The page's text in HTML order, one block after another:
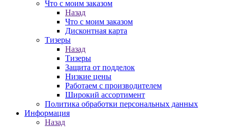
Что с моим заказом
Назад
Что с моим заказом
Дисконтная карта
Тизеры
Назад
Тизеры
Защита от подделок
Низкие цены
Работаем с производителем
Широкий ассортимент
Политика обработки персональных данных
Информация
Назад